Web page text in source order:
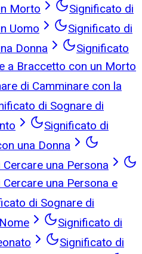
Morto
Significato di
Uomo
Significato di
Donna
Significato
a Braccetto con un Morto
di Camminare con la
di Sognare di
Significato di
una Donna
una Persona
una Persona e
di Sognare di
Significato di
Significato di